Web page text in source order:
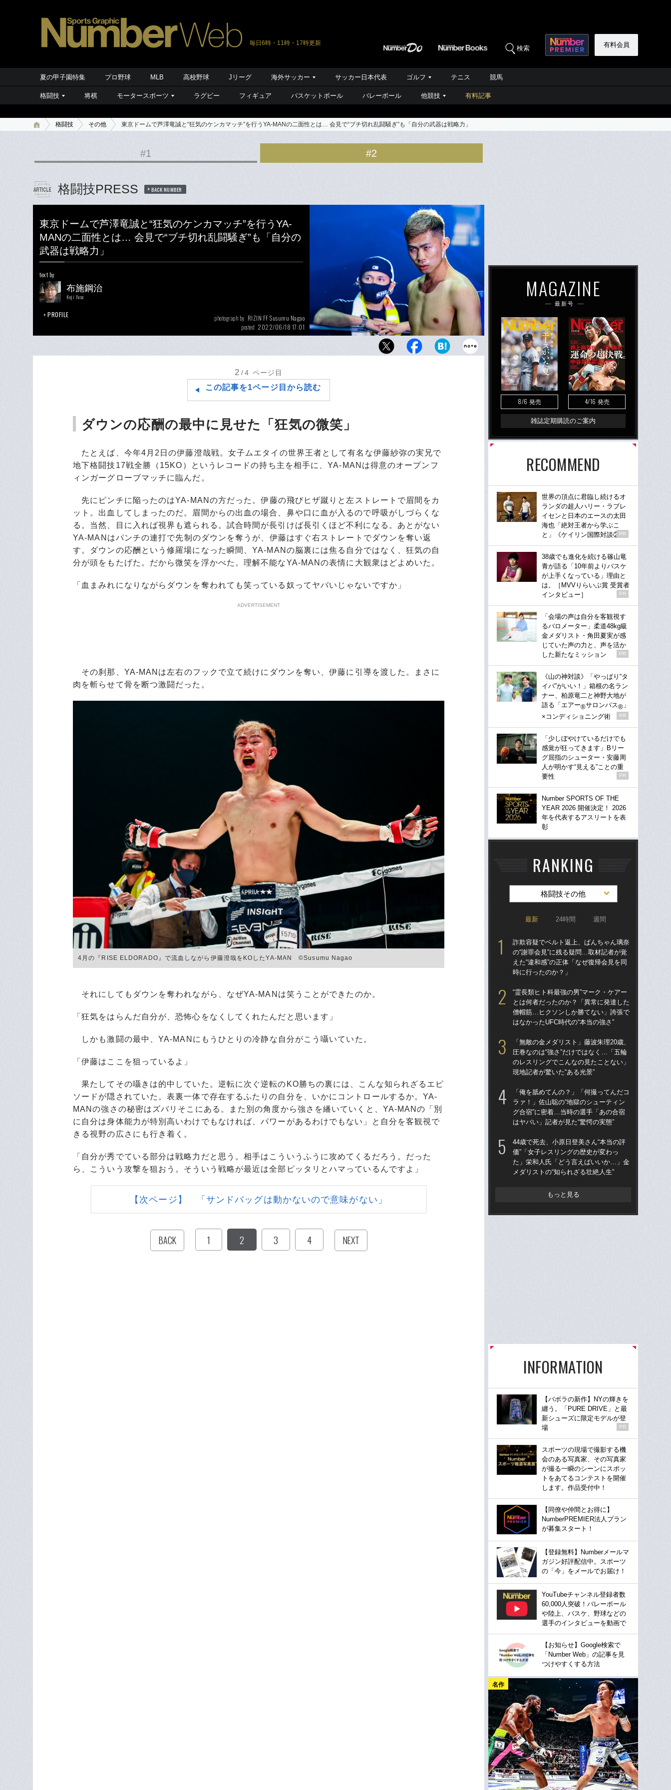
毎日6時・11時・17時更新
検索 有料会員
夏の甲子園特集 プロ野球 MLB 高校野球 Jリーグ 海外サッカー サッカー日本代表 ゴルフ テニス 競馬
格闘技 将棋 モータースポーツ ラグビー フィギュア バスケットボール バレーボール 他競技 有料記事
格闘技 その他 東京ドームで芦澤竜誠と“狂気のケンカマッチ”を行うYA-MANの二面性とは… 会見で“ブチ切れ乱闘騒ぎ”も「自分の武器は戦略力」
#1 #2
格闘技PRESS BACK NUMBER
東京ドームで芦澤竜誠と“狂気のケンカマッチ”を行うYA-
MANの二面性とは… 会見で“ブチ切れ乱闘騒ぎ”も「自分の
武器は戦略力」
text by
布施鋼治
Koji Fuse
PROFILE photograph by RIZIN FF Susumu Nagao
posted 2022/06/18 17:01
『THE MATCH 2022』で“K-1の問題児”芦澤竜誠と対戦す
2 /4 ページ目
この記事を1ページ目から読む
ダウンの応酬の最中に見せた「狂気の微笑」
たとえば、今年4月2日の伊藤澄哉戦。女子ムエタイの世界王者として有名な伊藤紗弥の実兄で
地下格闘技17戦全勝（15KO）というレコードの持ち主を相手に、YA-MANは得意のオープンフ
ィンガーグローブマッチに臨んだ。
先にピンチに陥ったのはYA-MANの方だった。伊藤の飛びヒザ蹴りと左ストレートで眉間をカ
ット。出血してしまったのだ。眉間からの出血の場合、鼻や口に血が入るので呼吸がしづらくな
る。当然、目に入れば視界も遮られる。試合時間が長引けば長引くほど不利になる。あとがない
YA-MANはパンチの連打で先制のダウンを奪うが、伊藤はすぐ右ストレートでダウンを奪い返
す。ダウンの応酬という修羅場になった瞬間、YA-MANの脳裏には焦る自分ではなく、狂気の自
分が頭をもたげた。だから微笑を浮かべた。理解不能なYA-MANの表情に大観衆はどよめいた。
「血まみれになりながらダウンを奪われても笑っている奴ってヤバいじゃないですか」
ADVERTISEMENT
その刹那、YA-MANは左右のフックで立て続けにダウンを奪い、伊藤に引導を渡した。まさに
肉を斬らせて骨を断つ激闘だった。
4月の『RISE ELDORADO』で流血しながら伊藤澄哉をKOしたYA-MAN ©Susumu Nagao
それにしてもダウンを奪われながら、なぜYA-MANは笑うことができたのか。
「狂気をはらんだ自分が、恐怖心をなくしてくれたんだと思います」
しかも激闘の最中、YA-MANにもうひとりの冷静な自分がこう囁いていた。
「伊藤はここを狙っているよ」
果たしてその囁きは的中していた。逆転に次ぐ逆転のKO勝ちの裏には、こんな知られざるエピ
ソードが隠されていた。表裏一体で存在するふたりの自分を、いかにコントロールするか。YA-
MANの強さの秘密はズバリそこにある。また別の角度から強さを繙いていくと、YA-MANの「別
に自分は身体能力が特別高いわけでもなければ、パワーがあるわけでもない」と自分を客観視で
きる視野の広さにも行き着く。
「自分が秀でている部分は戦略力だと思う。相手はこういうふうに攻めてくるだろう。だった
ら、こういう攻撃を狙おう。そういう戦略が最近は全部ピッタリとハマっているんですよ」
【次ページ】 「サンドバッグは動かないので意味がない」
BACK 1 2 3 4 NEXT
MAGAZINE
最新号
8/6 発売 4/16 発売
雑誌定期購読のご案内
RECOMMEND
世界の頂点に君臨し続けるオ
ランダの超人ハリー・ラブレ
イセンと日本のエースの太田
海也「絶対王者から学ぶこ
と」《ケイリン国際対談②》
PR
38歳でも進化を続ける篠山竜
青が語る「10年前よりバスケ
が上手くなっている」理由と
は。［MVVりらいぶ賞 受賞者
インタビュー］
PR
「会場の声は自分を客観視す
るバロメーター」柔道48kg級
金メダリスト・角田夏実が感
じていた声の力と、声を活か
した新たなミッション
PR
《山の神対談》「やっぱり“タ
イパ”がいい！」箱根の名ラン
ナー、柏原竜二と神野大地が
語る「エアー®サロンパス® 」
×コンディショニング術
PR
「少しぼやけているだけでも
感覚が狂ってきます」Bリー
グ屈指のシューター・安藤周
人が明かす“見える”ことの重
要性
PR
Number SPORTS OF THE
YEAR 2026 開催決定！ 2026
年を代表するアスリートを表
彰
RANKING
格闘技その他
最新 24時間 週間
詐欺容疑でベルト返上、ぱんちゃん璃奈
の“謝罪会見”に残る疑問…取材記者が覚
えた“違和感”の正体「なぜ復帰会見を同
時に行ったのか？」
“霊長類ヒト科最強の男”マーク・ケアー
とは何者だったのか？「異常に発達した
僧帽筋…ヒクソンしか勝てない」誇張で
はなかったUFC時代の“本当の強さ”
「無敵の金メダリスト」藤波朱理20歳、
圧巻なのは“強さ”だけではなく…「五輪
のレスリングでこんなの見たことない」
現地記者が驚いた“ある光景”
「俺を舐めてんの？」「何撮ってんだコ
ラァ！」佐山聡の“地獄のシューティン
グ合宿”に密着…当時の選手「あの合宿
はヤバい」記者が見た“驚愕の実態”
44歳で死去、小原日登美さん“本当の評
価”「女子レスリングの歴史が変わっ
た」栄和人氏「どう言えばいいか…」金
メダリストの“知られざる壮絶人生”
もっと見る
INFORMATION
【バボラの新作】NYの輝きを
纏う。「PURE DRIVE」と最
新シューズに限定モデルが登
場
PR
スポーツの現場で撮影する機
会のある写真家、その写真家
が撮る一瞬のシーンにスポッ
トをあてるコンテストを開催
します。作品受付中！
【同僚や仲間とお得に】
NumberPREMIER法人プラン
が募集スタート！
【登録無料】Numberメールマ
ガジン好評配信中。スポーツ
の「今」をメールでお届け！
YouTubeチャンネル登録者数
60,000人突破！バレーボール
や陸上、バスケ、野球などの
選手のインタビューを動画で
【お知らせ】Google検索で
「Number Web」の記事を見
つけやすくする方法
名作